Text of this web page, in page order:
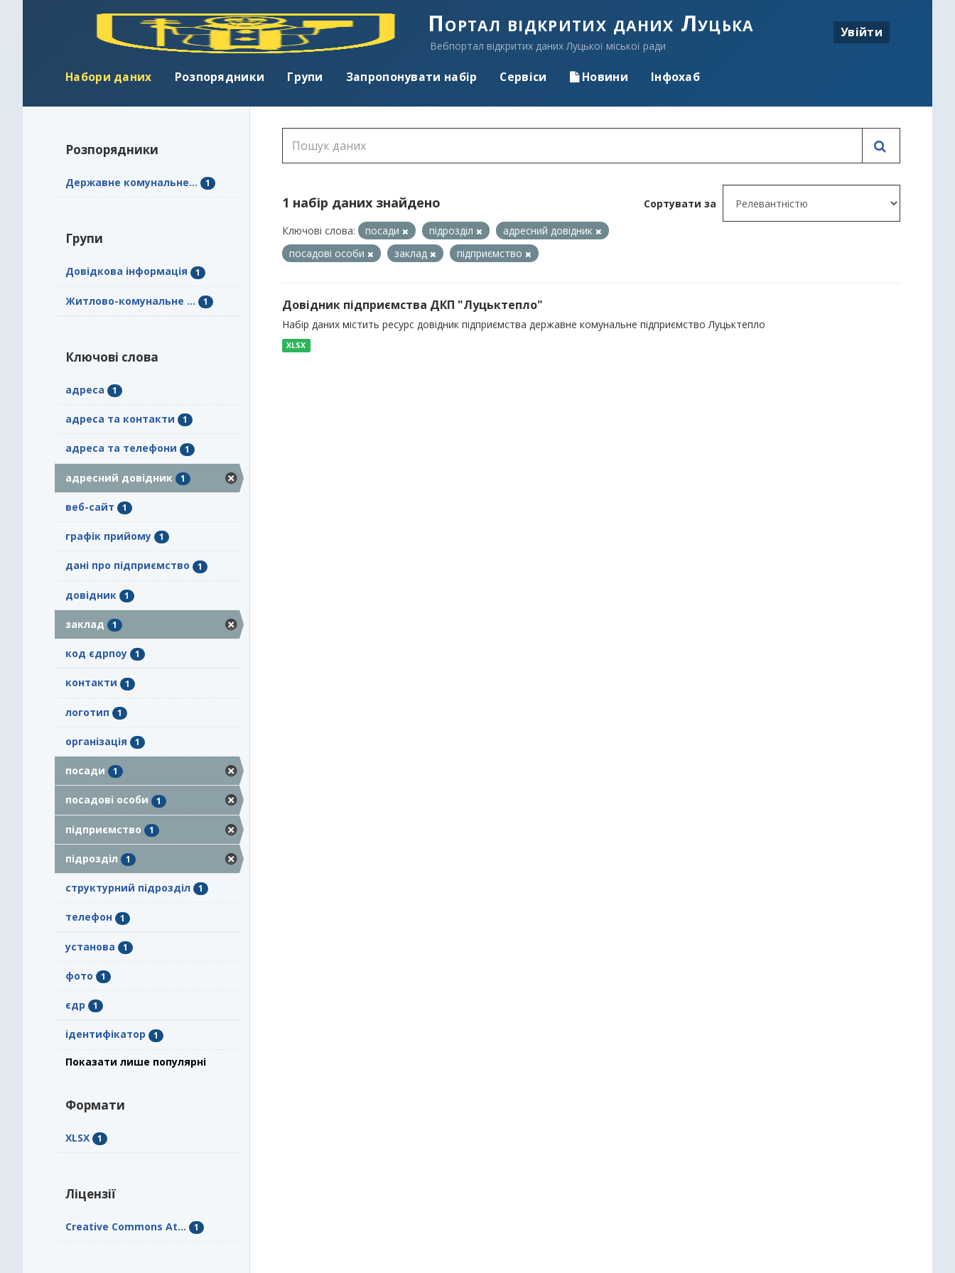
Портал відкритих даних Луцька
Вебпортал відкритих даних Луцької міської ради
Увійти
Набори даних Розпорядники Групи Запропонувати набір Сервіси Новини Інфохаб
Розпорядники
Державне комунальне... 1
Групи
Довідкова інформація 1
Житлово-комунальне ... 1
Ключові слова
адреса 1
адреса та контакти 1
адреса та телефони 1
адресний довідник 1
веб-сайт 1
графік прийому 1
дані про підприємство 1
довідник 1
заклад 1
код єдрпоу 1
контакти 1
логотип 1
організація 1
посади 1
посадові особи 1
підприємство 1
підрозділ 1
структурний підрозділ 1
телефон 1
установа 1
фото 1
єдр 1
ідентифікатор 1
Показати лише популярні
Формати
XLSX 1
Ліцензії
Creative Commons At... 1
Сортувати за
1 набір даних знайдено
Ключові слова: посади підрозділ
адресний довідник
посадові особи
заклад підприємство
Довідник підприємства ДКП "Луцьктепло"
Набір даних містить ресурс довідник підприємства державне комунальне підприємство Луцьктепло
XLSX